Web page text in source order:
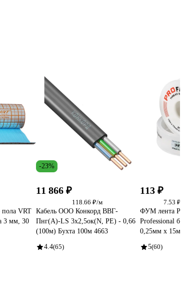
пола VRT
3 мм, 30
-23%
11 866 ₽
118.66 ₽/м
Кабель ООО Конкорд ВВГ-
Пнг(А)-LS 3x2,5ок(N, PE) - 0,66
(100м) Бухта 100м 4663
4.4(65)
113 ₽
7.53
ФУМ лента
Professional
0,25мм х 15м
5(60)